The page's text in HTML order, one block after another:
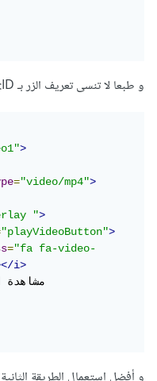
و طبعا لا تنسى تعريف الزر بـ ID:
>
="video/mp4">
">
"playVideoButton">
="fa fa-video-
i>